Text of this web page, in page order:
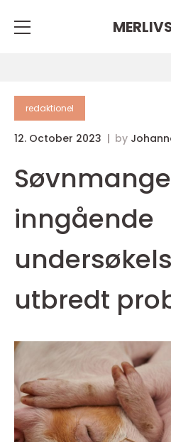
redaktionel
12. October 2023 by
inngående
utbredt